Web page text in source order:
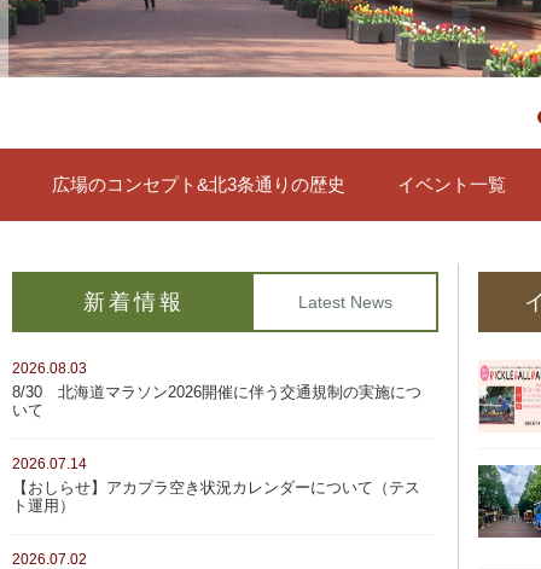
広場のコンセプト&北3条通りの歴史 イベント一覧
新着情報 Latest News
2026.08.03
8/30 北海道マラソン2026開催に伴う交通規制の実施につ
いて
2026.07.14
【おしらせ】アカプラ空き状況カレンダーについて（テス
ト運用）
2026.07.02